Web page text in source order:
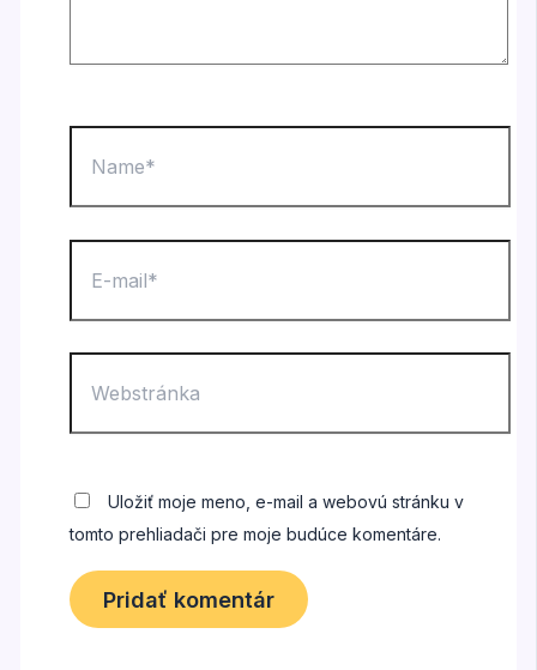
mail*
Uložiť moje meno, e-mail a webovú stránku v
tomto prehliadači pre moje budúce komentáre.